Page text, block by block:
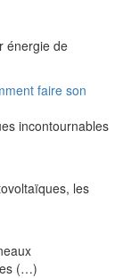
énergie de
faire son
incontournables
les
(…)